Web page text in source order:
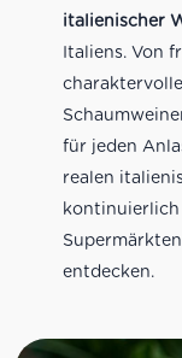
italienischer
Italiens. Von
für jeden
realen
kontinuierlich
entdecken.